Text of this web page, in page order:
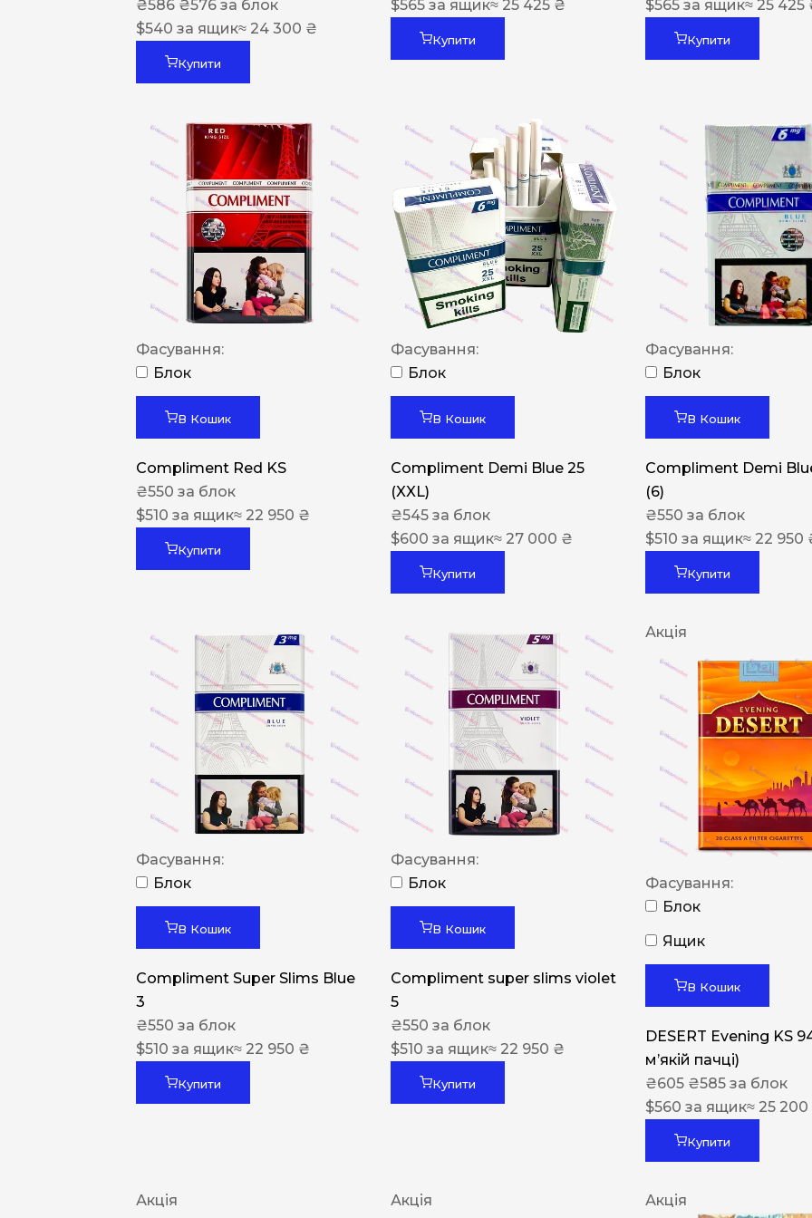
₴586 ₴576 за блок
$540 за ящик≈ 24 300 ₴
Купити
$565 за ящик≈ 25 425 ₴
Купити
$565 за ящик≈ 25 425
Купити
Фасування:
Блок
В Кошик
Compliment Red KS
₴550 за блок
$510 за ящик≈ 22 950 ₴
Купити
Фасування:
Блок
В Кошик
Compliment Demi Blue 25
(XXL)
₴545 за блок
$600 за ящик≈ 27 000 ₴
Купити
Фасування:
Блок
В Кошик
Compliment Demi
(6)
₴550 за блок
$510 за ящик≈ 22 950
Купити
Фасування:
Блок
В Кошик
Compliment Super Slims Blue
3
₴550 за блок
$510 за ящик≈ 22 950 ₴
Купити
Фасування:
Блок
В Кошик
Compliment super slims violet
5
₴550 за блок
$510 за ящик≈ 22 950 ₴
Купити
Акція
Фасування:
Блок
Ящик
В Кошик
DESERT Evening KS
мʼякій пачці)
₴605 ₴585 за блок
$560 за ящик≈ 25
Купити
Акція Акція Акція